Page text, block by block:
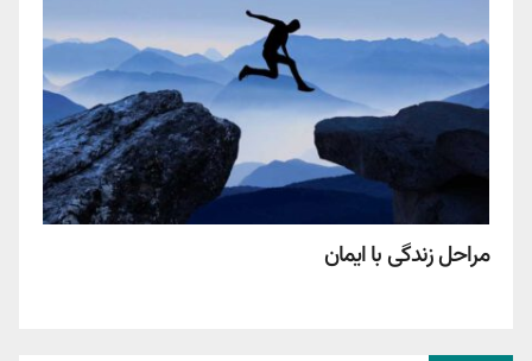
مراحل زندگی با ایمان